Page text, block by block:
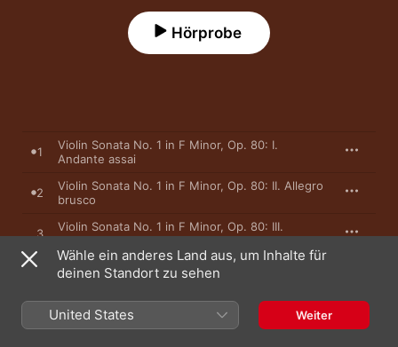
Hörprobe
1
Violin Sonata No. 1 in F Minor, Op. 80: I.
Andante assai
2
Violin Sonata No. 1 in F Minor, Op. 80: II. Allegro
brusco
3
Violin Sonata No. 1 in F Minor, Op. 80: III.
Andante
Violin Sonata No. 1 in F Minor, Op. 80: IV.
Allegrissimo
Violin Sonata No. 2 in D Major, Op. 94b: I.
Moderato
Wähle ein anderes Land aus, um Inhalte für
deinen Standort zu sehen
United States Weiter